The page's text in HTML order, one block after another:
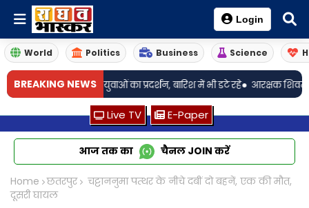
Login
World Politics Business Science
BREAKING NEWS
मांग को लेकर युवाओं का प्रदर्शन, बारिश में भी डटे रहे• आरक्षक शिवम शर्मा का
Live TV E-Paper
आज तक का चैनल JOIN करें
Home छतरपुर
चट्टाननुमा पत्थर के नीचे दबीं दो बहनें, एक की मौत,
दूसरी घायल